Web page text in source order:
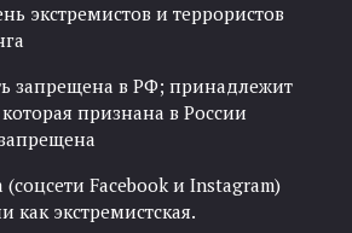
экстремистов и террористов
запрещена в РФ; принадлежит
признана в России
(соцсети Facebook и Instagram)
как экстремистская.